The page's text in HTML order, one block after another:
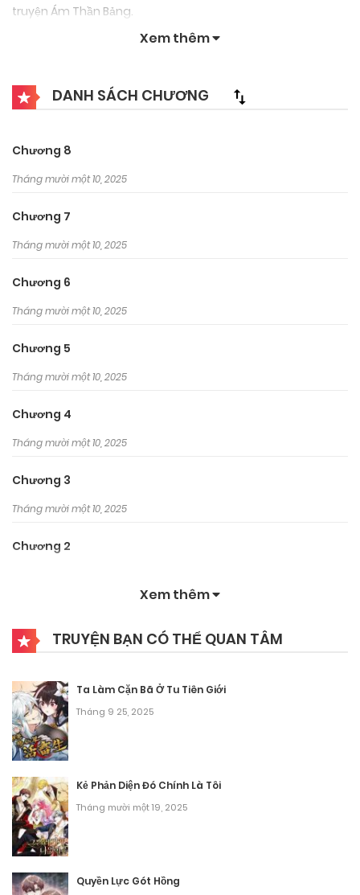
truyện Ám Thần Bảng.
Xem thêm
DANH SÁCH CHƯƠNG
Chương 8
Tháng mười một 10, 2025
Chương 7
Tháng mười một 10, 2025
Chương 6
Tháng mười một 10, 2025
Chương 5
Tháng mười một 10, 2025
Chương 4
Tháng mười một 10, 2025
Chương 3
Tháng mười một 10, 2025
Chương 2
Tháng mười một 10, 2025
Xem thêm
TRUYỆN BẠN CÓ THỂ QUAN TÂM
Ta Làm Cặn Bã Ở Tu Tiên Giới
Tháng 9 25, 2025
Kẻ Phản Diện Đó Chính Là Tôi
Tháng mười một 19, 2025
Quyền Lực Gót Hồng